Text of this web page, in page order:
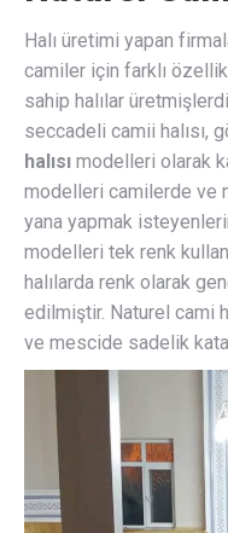
Halı üretimi yapan
camiler için farklı
sahip halılar
seccadeli camii halısı,
halısı modelleri olarak
modelleri camilerde ve
yana yapmak
modelleri tek renk
halılarda renk olarak
edilmiştir. Naturel cami
ve mescide sadelik